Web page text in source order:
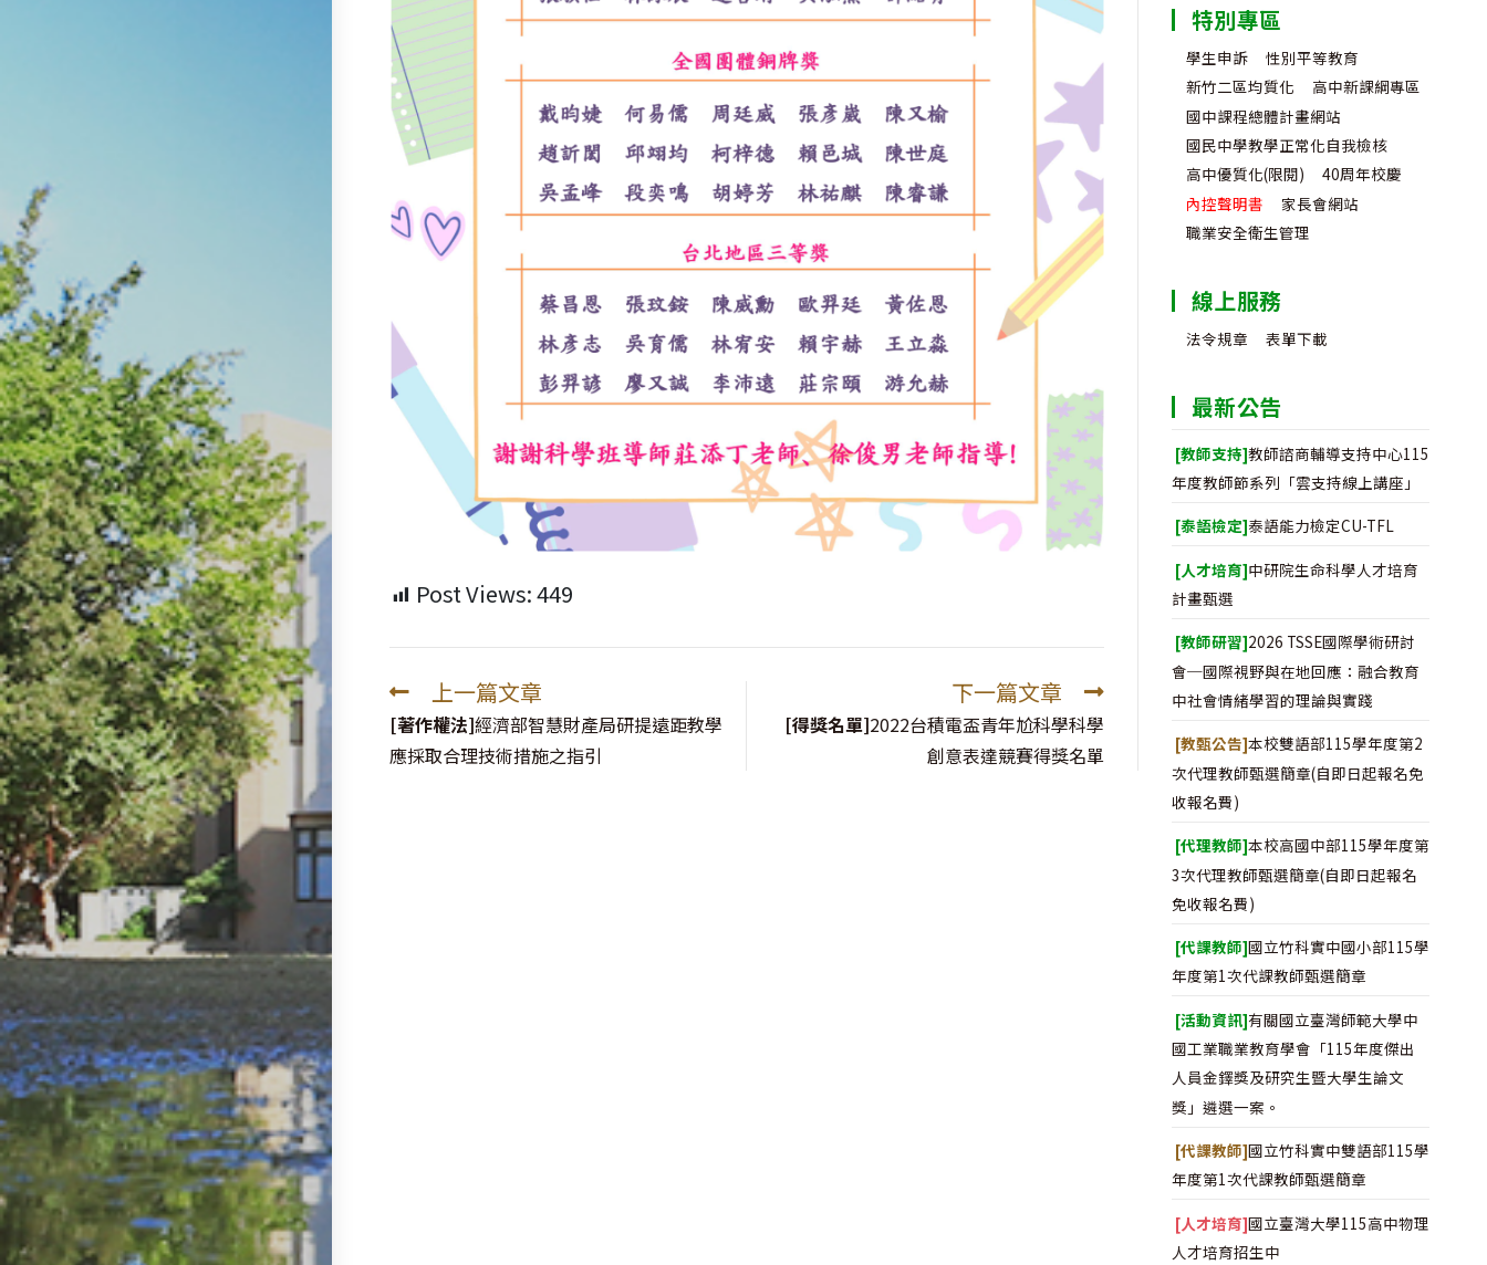
Post Views:449
Read
more
articles
上一篇文章
[著作權法]經濟部智慧財產局研提遠距教學
應採取合理技術措施之指引
下一篇文章
[得獎名單]2022台積電盃青年尬科學科學
創意表達競賽得獎名單
特別專區
學生申訴
性別平等教育
新竹二區均質化
高中新課綱專區
國中課程總體計畫網站
國民中學教學正常化自我檢核
高中優質化(限閱)
40周年校慶
內控聲明書
家長會網站
職業安全衛生管理
線上服務
法令規章 表單下載
最新公告
[教師支持]教師諮商輔導支持中心115
年度教師節系列「雲支持線上講座」
[泰語檢定]泰語能力檢定CU-TFL
[人才培育]中研院生命科學人才培育
計畫甄選
[教師研習]2026 TSSE國際學術研討
會─國際視野與在地回應：融合教育
中社會情緒學習的理論與實踐
[教甄公告]本校雙語部115學年度第2
次代理教師甄選簡章(自即日起報名免
收報名費)
[代理教師]本校高國中部115學年度第
3次代理教師甄選簡章(自即日起報名
免收報名費)
[代課教師]國立竹科實中國小部115學
年度第1次代課教師甄選簡章
[活動資訊]有關國立臺灣師範大學中
國工業職業教育學會「115年度傑出
人員金鐸獎及研究生暨大學生論文
獎」遴選一案。
[代課教師]國立竹科實中雙語部115學
年度第1次代課教師甄選簡章
[人才培育]國立臺灣大學115高中物理
人才培育招生中